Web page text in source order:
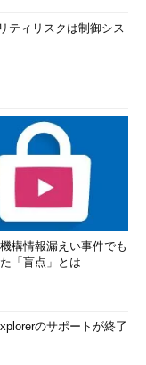
クニカルライター
IT雑誌、Webサイ
取材などを手掛け
完全版』（日経BP
ティリスクは制御シス
構情報漏えい事件でも
「盲点」とは
のサポートが終了